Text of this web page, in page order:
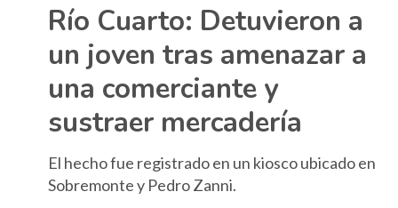
Río Cuarto: Detuvieron a
un joven tras amenazar a
una comerciante y
sustraer mercadería
El hecho fue registrado en un kiosco ubicado en
Sobremonte y Pedro Zanni.